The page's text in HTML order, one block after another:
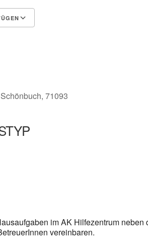
71093
im AK Hilfezentrum
vereinbaren.